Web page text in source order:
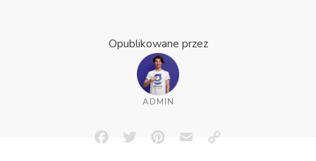
Opublikowane przez
ADMIN
FacebookTwitterPinterestEmailCopy